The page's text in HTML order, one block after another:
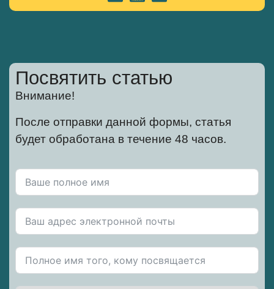
Посвятить статью
Внимание!
После отправки данной формы, статья
будет обработана в течение 48 часов.